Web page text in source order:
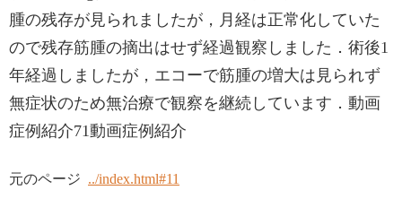
腫の残存が見られましたが，月経は正常化していた
ので残存筋腫の摘出はせず経過観察しました．術後1
年経過しましたが，エコーで筋腫の増大は見られず
無症状のため無治療で観察を継続しています．動画
症例紹介71動画症例紹介
元のページ ../index.html#11